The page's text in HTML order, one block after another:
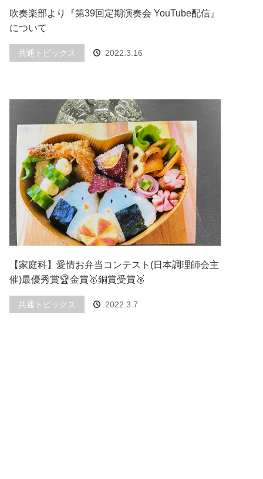
吹奏楽部より『第39回定期演奏会 YouTube配信』
について
共通トピックス 2022.3.16
【家庭科】愛情お弁当コンテスト(日本調理師会主
催)最優秀賞🏆金賞🥇銅賞受賞🥉
共通トピックス 2022.3.7